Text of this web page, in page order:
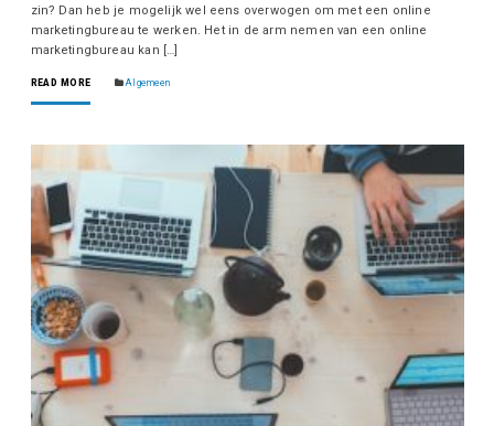
zin? Dan heb je mogelijk wel eens overwogen om met een online
marketingbureau te werken. Het in de arm nemen van een online
marketingbureau kan […]
READ MORE Algemeen